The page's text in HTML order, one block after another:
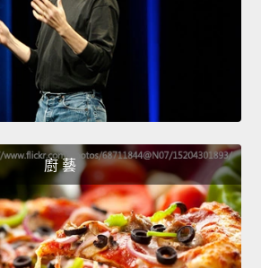
廚 藝